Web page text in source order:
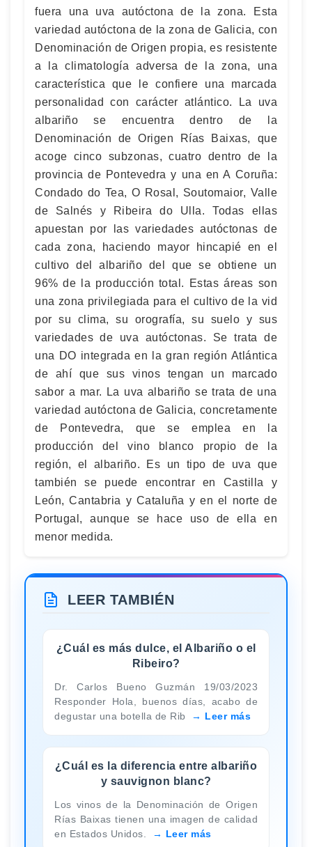
fuera una uva autóctona de la zona. Esta
variedad autóctona de la zona de Galicia, con
Denominación de Origen propia, es resistente
a la climatología adversa de la zona, una
característica que le confiere una marcada
personalidad con carácter atlántico. La uva
albariño se encuentra dentro de la
Denominación de Origen Rías Baixas, que
acoge cinco subzonas, cuatro dentro de la
provincia de Pontevedra y una en A Coruña:
Condado do Tea, O Rosal, Soutomaior, Valle
de Salnés y Ribeira do Ulla. Todas ellas
apuestan por las variedades autóctonas de
cada zona, haciendo mayor hincapié en el
cultivo del albariño del que se obtiene un
96% de la producción total. Estas áreas son
una zona privilegiada para el cultivo de la vid
por su clima, su orografía, su suelo y sus
variedades de uva autóctonas. Se trata de
una DO integrada en la gran región Atlántica
de ahí que sus vinos tengan un marcado
sabor a mar. La uva albariño se trata de una
variedad autóctona de Galicia, concretamente
de Pontevedra, que se emplea en la
producción del vino blanco propio de la
región, el albariño. Es un tipo de uva que
también se puede encontrar en Castilla y
León, Cantabria y Cataluña y en el norte de
Portugal, aunque se hace uso de ella en
menor medida.
LEER TAMBIÉN
¿Cuál es más dulce, el Albariño o el
Ribeiro?
Dr. Carlos Bueno Guzmán 19/03/2023
Responder Hola, buenos días, acabo de
degustar una botella de Rib
Leer más
¿Cuál es la diferencia entre albariño
y sauvignon blanc?
Los vinos de la Denominación de Origen
Rías Baixas tienen una imagen de calidad
en Estados Unidos.
Leer más